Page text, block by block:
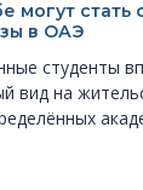
могут
в ОАЭ
студенты
вид на